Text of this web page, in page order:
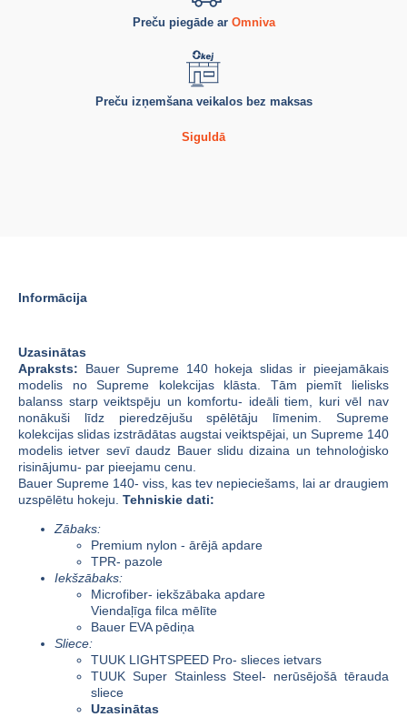
Preču piegāde ar Omniva
Preču izņemšana veikalos bez maksas
Siguldā
Informācija
Uzasinātas
Apraksts: Bauer Supreme 140 hokeja slidas ir pieejamākais
modelis no Supreme kolekcijas klāsta. Tām piemīt lielisks
balanss starp veiktspēju un komfortu- ideāli tiem, kuri vēl nav
nonākuši līdz pieredzējušu spēlētāju līmenim. Supreme
kolekcijas slidas izstrādātas augstai veiktspējai, un Supreme 140
modelis ietver sevī daudz Bauer slidu dizaina un tehnoloģisko
risinājumu- par pieejamu cenu.
Bauer Supreme 140- viss, kas tev nepieciešams, lai ar draugiem
uzspēlētu hokeju. Tehniskie dati:
Zābaks:
Premium nylon - ārējā apdare
TPR- pazole
Iekšzābaks:
Microfiber- iekšzābaka apdare
Viendaļīga filca mēlīte
Bauer EVA pēdiņa
Sliece:
TUUK LIGHTSPEED Pro- slieces ietvars
TUUK Super Stainless Steel- nerūsējošā tērauda
sliece
Uzasinātas